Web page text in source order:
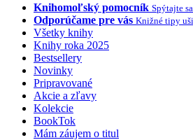
Knihomoľský pomocník Spýtajte
Odporúčame pre vás Knižné tipy
Všetky knihy
Knihy roka 2025
Bestsellery
Novinky
Pripravované
Akcie a zľavy
Kolekcie
BookTok
Mám záujem o titul